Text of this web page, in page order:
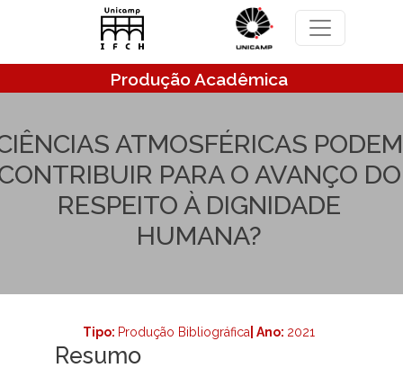
Pular para o conteúdo principal
Produção Acadêmica
ATMOSFÉRICAS PODEM
PARA O AVANÇO DO
RESPEITO À DIGNIDADE
HUMANA?
Tipo: Produção Bibliográfica | Ano: 2021
Resumo